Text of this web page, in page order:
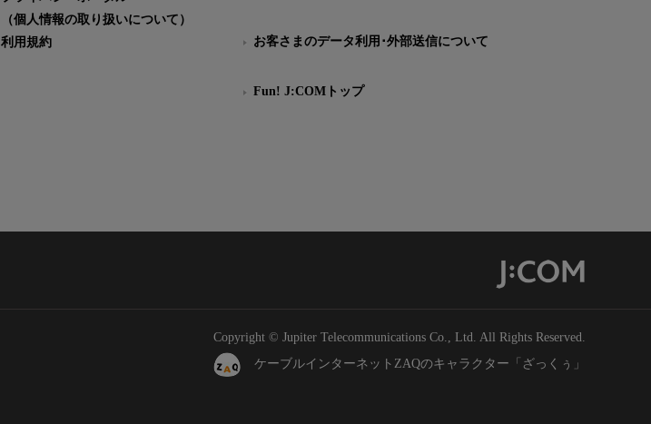
（個人情報の取り扱いについて）
利用規約
お客さまのデータ利用･外部送信について
Fun! J:COMトップ
Copyright © Jupiter Telecommunications Co., Ltd. All Rights Reserved.
ケーブルインターネットZAQのキャラクター「ざっくぅ」